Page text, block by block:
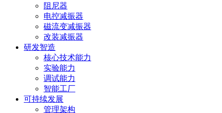
阻尼器
电控减振器
磁流变减振器
改装减振器
研发智造
核心技术能力
实验能力
调试能力
智能工厂
可持续发展
管理架构